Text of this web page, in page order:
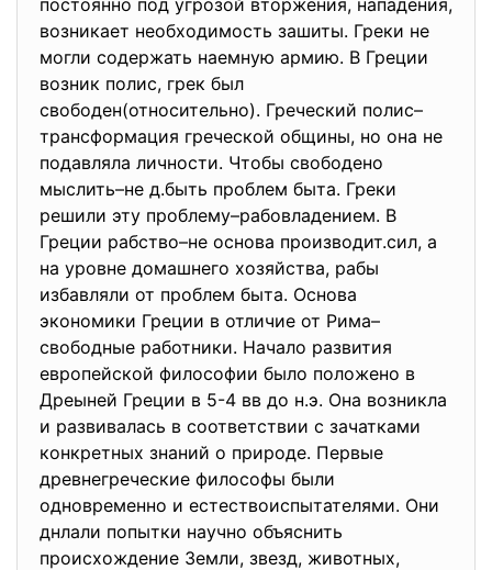
постоянно под угрозой вторжения, нападения,
возникает необходимость зашиты. Греки не
могли содержать наемную армию. В Греции
возник полис, грек был
свободен(относительно). Греческий полис–
трансформация греческой общины, но она не
подавляла личности. Чтобы свободено
мыслить–не д.быть проблем быта. Греки
решили эту проблему–рабовладением. В
Греции рабство–не основа производит.сил, а
на уровне домашнего хозяйства, рабы
избавляли от проблем быта. Основа
экономики Греции в отличие от Рима–
свободные работники. Начало развития
европейской философии было положено в
Дреыней Греции в 5-4 вв до н.э. Она возникла
и развивалась в соответствии с зачатками
конкретных знаний о природе. Первые
древнегреческие философы были
одновременно и естествоиспытателями. Они
днлали попытки научно объяснить
происхождение Земли, звезд, животных,